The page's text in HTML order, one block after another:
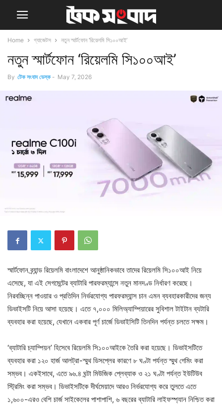
Home গ্যাজেটস নতুন স্মার্টফোন ‘রিয়েলমি সি১০০আই’
নতুন স্মার্টফোন ‘রিয়েলমি সি১০০আই’
By টেক সংবাদ ডেস্ক - May 7, 2026
স্মার্টফোন ব্র্যান্ড রিয়েলমি বাংলাদেশে আনুষ্ঠানিকভাবে তাদের রিয়েলমি সি১০০আই নিয়ে
এসেছে, যা এই সেগমেন্টের ব্যাটারি পারফরম্যান্সে নতুন মানদণ্ড নির্ধারণ করেছে।
নিরবচ্ছিন্ন পাওয়ার ও প্রতিদিন নির্ভরযোগ্য পারফরম্যান্স চান এমন ব্যবহারকারীদের জন্য
ডিভাইসটি নিয়ে আসা হয়েছে। এতে ৭,০০০ মিলিঅ্যাম্পিয়ারের সুবিশাল টাইটান ব্যটারি
ব্যবহার করা হয়েছে, যেখানে একবার পূর্ণ চার্জে ডিভাইসিটি তিনদিন পর্যন্ত চলতে সক্ষম।
‘ব্যাটারি চ্যাম্পিয়ন’ হিসেবে রিয়েলমি সি১০০আইকে তৈরি করা হয়েছে। ডিভাইসটিতে
ব্যবহার করা ১২০ হার্জ আলট্রা-স্মুথ ডিসপ্লের কারণে ৮ ঘণ্টা পর্যন্ত স্মুথ গেমিং করা
সম্ভব। একইসাথে, এতে ৯৬.৪ ঘন্টা মিউজিক প্লেব্যাক ও ২১ ঘণ্টা পর্যন্ত ইউটিউব
স্ট্রিমিং করা সম্ভব। ডিভাইসটিকে দীর্ঘমেয়াদে আরও নির্ভরযোগ্য করে তুলতে এতে
১,৬০০-এরও বেশি চার্জ সাইকেলের পাশাপাশি, ৬ বছরের ব্যাটারি লাইফস্প্যান নিশ্চিত করা